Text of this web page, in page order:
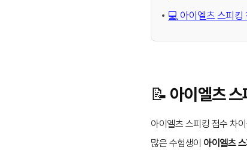
💻 아이엘츠 스피킹
📝 아이엘츠
아이엘츠 스피킹 점수 차
많은 수험생이 아이엘츠